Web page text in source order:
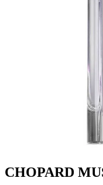
CHOPARD